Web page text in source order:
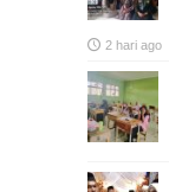
2 hari ago